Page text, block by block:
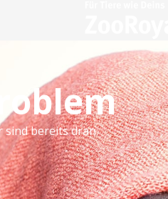
sind bereits dran.